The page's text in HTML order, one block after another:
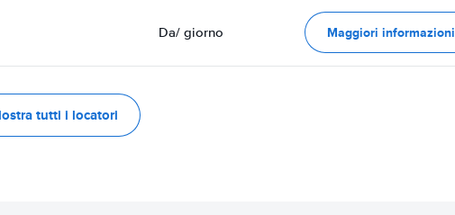
Da/ giorno Maggiori informazioni
tutti i locatori